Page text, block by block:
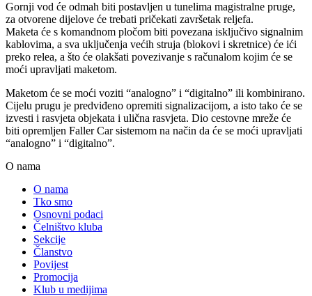
Gornji vod će odmah biti postavljen u tunelima magistralne pruge,
za otvorene dijelove će trebati pričekati završetak reljefa.
Maketa će s komandnom pločom biti povezana isključivo signalnim
kablovima, a sva uključenja većih struja (blokovi i skretnice) će ići
preko relea, a što će olakšati povezivanje s računalom kojim će se
moći upravljati maketom.
Maketom će se moći voziti “analogno” i “digitalno” ili kombinirano.
Cijelu prugu je predviđeno opremiti signalizacijom, a isto tako će se
izvesti i rasvjeta objekata i ulična rasvjeta. Dio cestovne mreže će
biti opremljen Faller Car sistemom na način da će se moći upravljati
“analogno” i “digitalno”.
O nama
O nama
Tko smo
Osnovni podaci
Čelništvo kluba
Sekcije
Članstvo
Povijest
Promocija
Klub u medijima